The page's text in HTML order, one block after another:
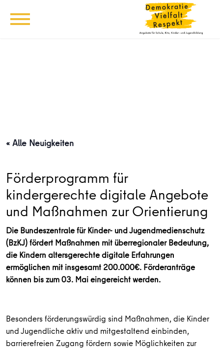
« Alle Neuigkeiten
Förderprogramm für
kindergerechte digitale Angebote
und Maßnahmen zur Orientierung
Die Bundeszentrale für Kinder- und Jugendmedienschutz
(BzKJ) fördert Maßnahmen mit überregionaler Bedeutung,
die Kindern altersgerechte digitale Erfahrungen
ermöglichen mit insgesamt 200.000€. Förderanträge
können bis zum 03. Mai eingereicht werden.
Besonders förderungswürdig sind Maßnahmen, die Kinder
und Jugendliche aktiv und mitgestaltend einbinden,
barrierefreien Zugang fördern sowie Möglichkeiten zur